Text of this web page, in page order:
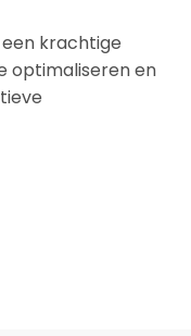
krachtige
optimaliseren en